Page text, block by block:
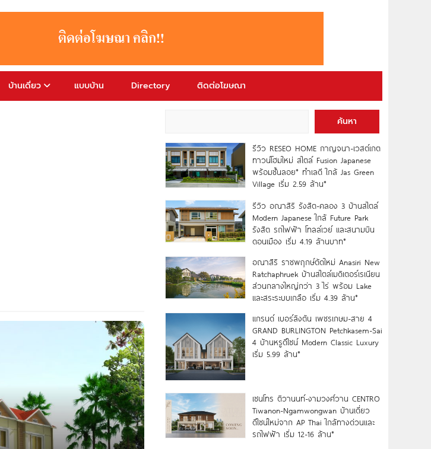
บ้านเดี่ยว แบบบ้าน Directory ติดต่อโฆษณา
ค้นหา
รีวิว RESEO HOME กาญจนา-เวสต์เกต
ทาวน์โฮมใหม่ สไตล์ Fusion Japanese
พร้อมชั้นลอย* ทำเลดี ใกล้ Jas Green
Village เริ่ม 2.59 ล้าน*
รีวิว อณาสิริ รังสิต-คลอง 3 บ้านสไตล์
Modern Japanese ใกล้ Future Park
รังสิต รถไฟฟ้า โทลล์เวย์ และสนามบิน
ดอนเมือง เริ่ม 4.19 ล้านบาท*
อณาสิริ ราชพฤกษ์ตัดใหม่ Anasiri New
Ratchaphruek บ้านสไตล์เมดิเตอร์เรเนียน
ส่วนกลางใหญ่กว่า 3 ไร่ พร้อม Lake
และสระระบบเกลือ เริ่ม 4.39 ล้าน*
แกรนด์ เบอร์ลิงตัน เพชรเกษม-สาย 4
GRAND BURLINGTON Petchkasem-Sai
4 บ้านหรูดีไซน์ Modern Classic Luxury
เริ่ม 5.99 ล้าน*
เซนโทร ติวานนท์-งามวงศ์วาน CENTRO
Tiwanon-Ngamwongwan บ้านเดี่ยว
ดีไซน์ใหม่จาก AP Thai ใกล้ทางด่วนและ
รถไฟฟ้า เริ่ม 12-16 ล้าน*